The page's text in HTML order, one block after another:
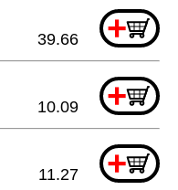
+
39.66
+
10.09
+
11.27